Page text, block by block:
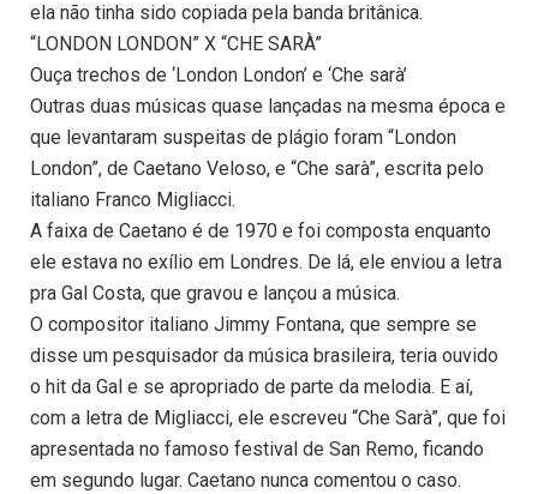
ela não tinha sido copiada pela banda britânica.
“LONDON LONDON” X “CHE SARÀ”
Ouça trechos de ‘London London’ e ‘Che sarà’
Outras duas músicas quase lançadas na mesma época e
que levantaram suspeitas de plágio foram “London
London”, de Caetano Veloso, e “Che sarà”, escrita pelo
italiano Franco Migliacci.
A faixa de Caetano é de 1970 e foi composta enquanto
ele estava no exílio em Londres. De lá, ele enviou a letra
pra Gal Costa, que gravou e lançou a música.
O compositor italiano Jimmy Fontana, que sempre se
disse um pesquisador da música brasileira, teria ouvido
o hit da Gal e se apropriado de parte da melodia. E aí,
com a letra de Migliacci, ele escreveu “Che Sarà”, que foi
apresentada no famoso festival de San Remo, ficando
em segundo lugar. Caetano nunca comentou o caso.